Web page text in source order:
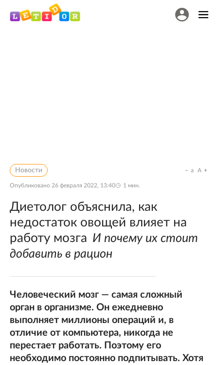
Новости
Опубликовано 26 февраля 2022, 13:40 1 мин.
a A
Диетолог объяснила, как
недостаток овощей влияет на
работу мозга И почему их стоит
добавить в рацион
Человеческий мозг — самая сложный
орган в организме. Он ежедневно
выполняет миллионы операций и, в
отличие от компьютера, никогда не
перестает работать. Поэтому его
необходимо постоянно подпитывать. Хотя